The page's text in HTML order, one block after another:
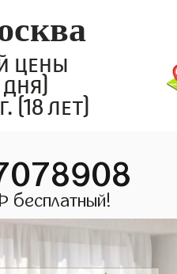
цены
(18 лет)
бесплатный!